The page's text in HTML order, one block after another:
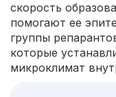
скорость
помогают ее
группы
которые
микроклимат